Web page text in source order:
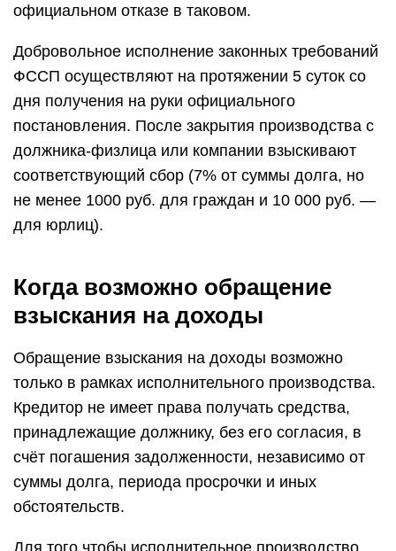
официальном отказе в таковом.
Добровольное исполнение законных требований
ФССП осуществляют на протяжении 5 суток со
дня получения на руки официального
постановления. После закрытия производства с
должника-физлица или компании взыскивают
соответствующий сбор (7% от суммы долга, но
не менее 1000 руб. для граждан и 10 000 руб. —
для юрлиц).
Когда возможно обращение
взыскания на доходы
Обращение взыскания на доходы возможно
только в рамках исполнительного производства.
Кредитор не имеет права получать средства,
принадлежащие должнику, без его согласия, в
счёт погашения задолженности, независимо от
суммы долга, периода просрочки и иных
обстоятельств.
Для того чтобы исполнительное производство